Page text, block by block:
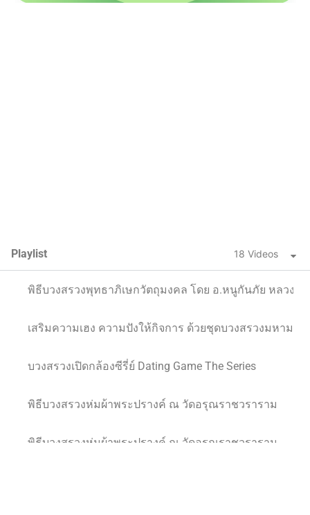
Playlist 18 Videos
พิธีบวงสรวงพุทธาภิเษกวัตถุมงคล โดย อ.หนูกันภัย หลวง
เสริมความเฮง ความปังให้กิจการ ด้วยชุดบวงสรวงมหามงค
บวงสรวงเปิดกล้องซีรี่ย์ Dating Game The Series
พิธีบวงสรวงห่มผ้าพระปรางค์ ณ วัดอรุณราชวราราม
พิธีบวงสรวงห่มผ้าพระปรางค์ ณ วัดอรุณราชวราราม